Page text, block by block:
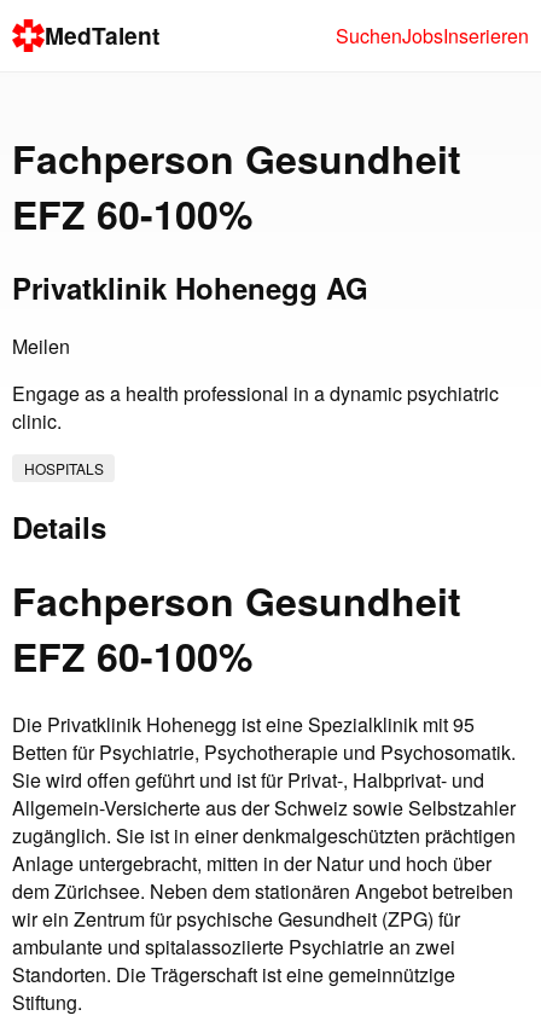
MedTalent SuchenJobsInserieren
Fachperson Gesundheit
EFZ 60-100%
Privatklinik Hohenegg AG
Meilen
Engage as a health professional in a dynamic psychiatric
clinic.
HOSPITALS
Details
Fachperson Gesundheit
EFZ 60-100%
Die Privatklinik Hohenegg ist eine Spezialklinik mit 95
Betten für Psychiatrie, Psychotherapie und Psychosomatik.
Sie wird offen geführt und ist für Privat-, Halbprivat- und
Allgemein-Versicherte aus der Schweiz sowie Selbstzahler
zugänglich. Sie ist in einer denkmalgeschützten prächtigen
Anlage untergebracht, mitten in der Natur und hoch über
dem Zürichsee. Neben dem stationären Angebot betreiben
wir ein Zentrum für psychische Gesundheit (ZPG) für
ambulante und spitalassoziierte Psychiatrie an zwei
Standorten. Die Trägerschaft ist eine gemeinnützige
Stiftung.